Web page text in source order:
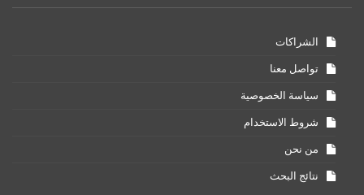
الشراكات
تواصل معنا
سياسة الخصوصية
شروط الاستخدام
من نحن
نتائج البحث